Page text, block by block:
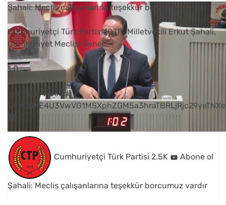
Şahali: Meclis çalışanlarına teşekkür borcumuz vardır
Cumhuriyetçi Türk Partisi (CTP) Milletvekili Erkut Şahali,
Cumhuriyet Meclisi Genel...
1 0
YouTube Videosu
Cumhuriyetçi Türk Partisi 2.5K Abone ol
Şahali: Meclis çalışanlarına teşekkür borcumuz vardır